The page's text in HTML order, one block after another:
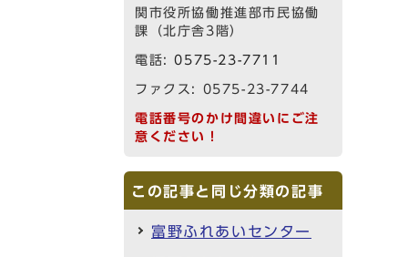
関市役所協働推進部市民協働
課（北庁舎3階）
電話:0575-23-7711
ファクス: 0575-23-7744
電話番号のかけ間違いにご注
意ください！
この記事と同じ分類の記事
富野ふれあいセンター